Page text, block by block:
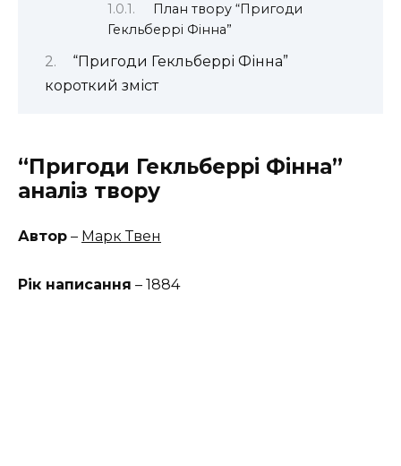
План твору “Пригоди
Гекльберрі Фінна”
“Пригоди Гекльберрі Фінна”
короткий зміст
“Пригоди Гекльберрі Фінна”
аналіз твору
Автор – Марк Твен
Рік написання – 1884